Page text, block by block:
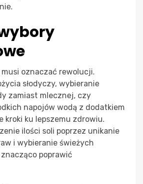
oznaczać rewolucji.
słodyczy, wybieranie
zamiast mlecznej, czy
napojów wodą z dodatkiem
kroki ku lepszemu zdrowiu.
ilości soli poprzez unikanie
i wybieranie świeżych
poprawić